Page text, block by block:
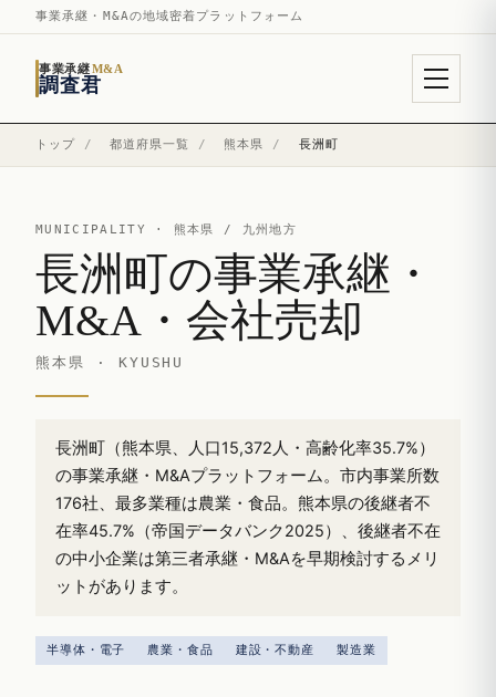
事業承継・M&Aの地域密着プラットフォーム
事業承継M&A
調査君
トップ / 都道府県一覧 / 熊本県 / 長洲町
MUNICIPALITY · 熊本県 / 九州地方
長洲町の事業承継・
M&A・会社売却
熊本県 · KYUSHU
長洲町（熊本県、人口15,372人・高齢化率35.7%）
の事業承継・M&Aプラットフォーム。市内事業所数
176社、最多業種は農業・食品。熊本県の後継者不
在率45.7%（帝国データバンク2025）、後継者不在
の中小企業は第三者承継・M&Aを早期検討するメリ
ットがあります。
半導体・電子 農業・食品 建設・不動産 製造業